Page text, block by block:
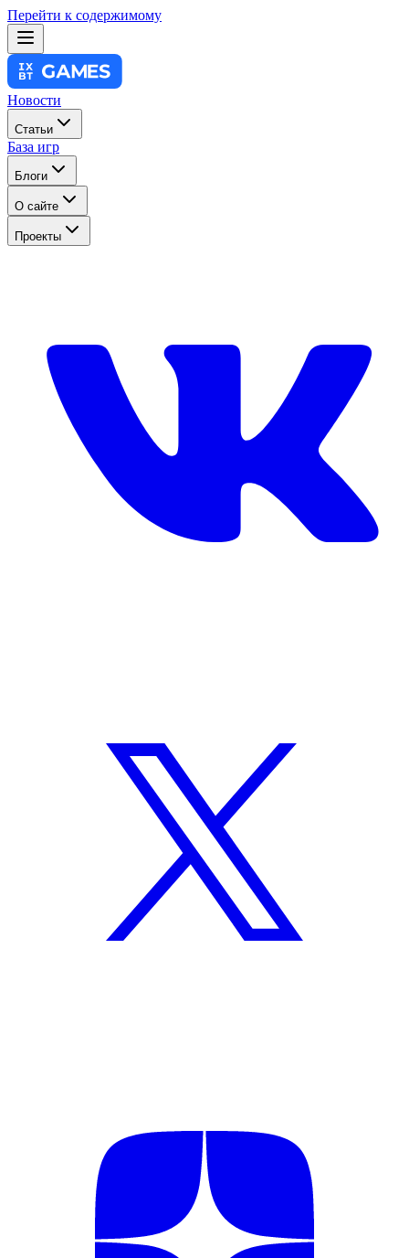
Перейти к содержимому
Новости
Статьи
База игр
Блоги
О сайте
Проекты